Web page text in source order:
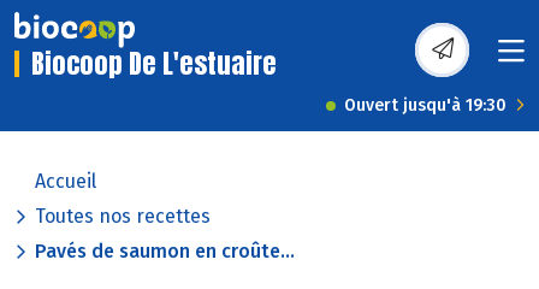
Biocoop De L'estuaire
Ouvert jusqu'à 19:30
Accueil
Toutes nos recettes
Pavés de saumon en croûte...